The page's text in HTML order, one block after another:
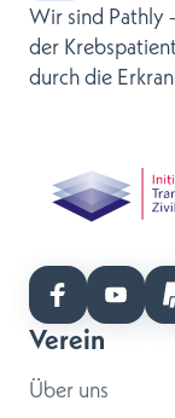
Wir sind Pathly
der
durch die
Verein
Über uns